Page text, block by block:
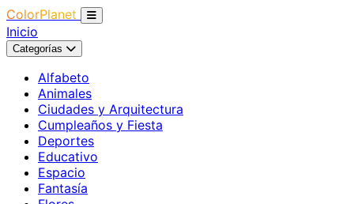
ColorPlanet
Inicio
Categorías
Alfabeto
Animales
Ciudades y Arquitectura
Cumpleaños y Fiesta
Deportes
Educativo
Espacio
Fantasía